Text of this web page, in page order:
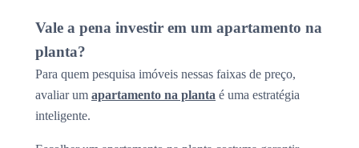
Vale a pena investir em um apartamento na
planta?
Para quem pesquisa imóveis nessas faixas de preço,
avaliar um apartamento na planta é uma estratégia
inteligente.